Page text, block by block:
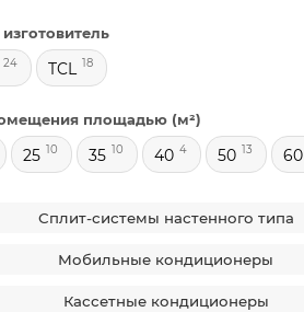
24 TCL 18
площадью (м²)
25 10 35 10 40 4 50 13 60
Сплит-системы настенного типа
Мобильные кондиционеры
Кассетные кондиционеры